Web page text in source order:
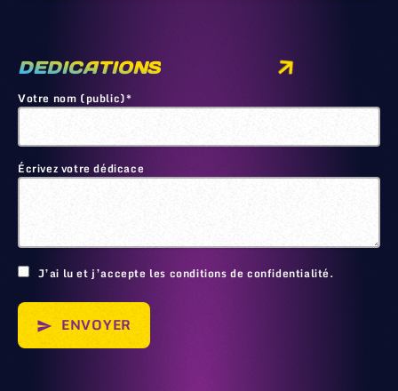
DEDICATIONS
Votre nom (public)*
Écrivez votre dédicace
J’ai lu et j’accepte les conditions de confidentialité.
send ENVOYER